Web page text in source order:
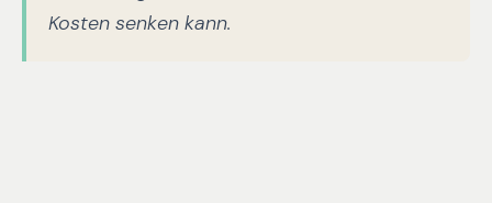
Kosten senken kann.